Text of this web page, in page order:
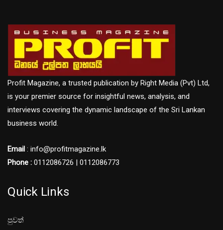
Profit Magazine, a trusted publication by Right Media (Pvt) Ltd,
is your premier source for insightful news, analysis, and
interviews covering the dynamic landscape of the Sri Lankan
business world.
Email : info@profitmagazine.lk
Phone : 0112086726 | 0112086773
Quick Links
පුවත්